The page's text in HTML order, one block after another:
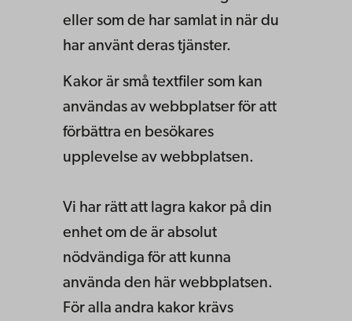
eller som de har samlat in när du
har använt deras tjänster.
Kakor är små textfiler som kan
användas av webbplatser för att
förbättra en besökares
upplevelse av webbplatsen.
Vi har rätt att lagra kakor på din
enhet om de är absolut
nödvändiga för att kunna
använda den här webbplatsen.
För alla andra kakor krävs